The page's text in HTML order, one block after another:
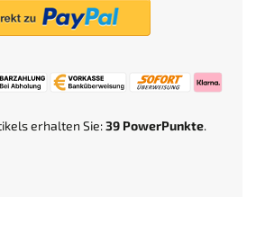
erhalten Sie:39 PowerPunkte.